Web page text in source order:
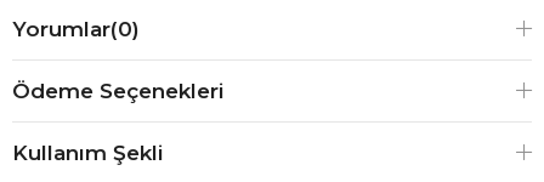
Yorumlar(0)
Ödeme Seçenekleri
Kullanım Şekli